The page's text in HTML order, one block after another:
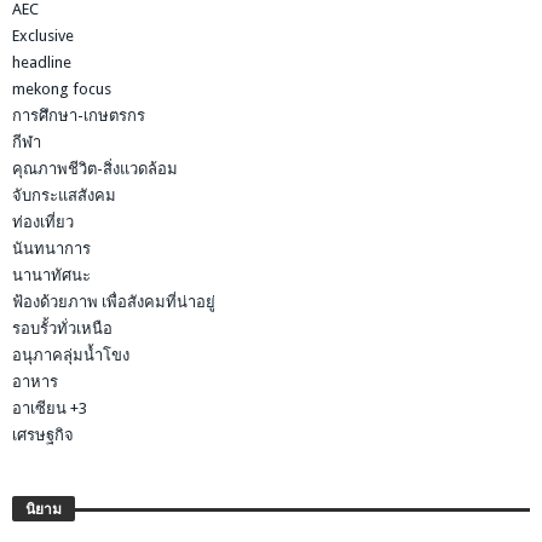
AEC
Exclusive
headline
mekong focus
การศึกษา-เกษตรกร
กีฬา
คุณภาพชีวิต-สิ่งแวดล้อม
จับกระแสสังคม
ท่องเที่ยว
นันทนาการ
นานาทัศนะ
ฟ้องด้วยภาพ เพื่อสังคมที่น่าอยู่
รอบรั้วทั่วเหนือ
อนุภาคลุ่มน้ำโขง
อาหาร
อาเซียน +3
เศรษฐกิจ
นิยาม